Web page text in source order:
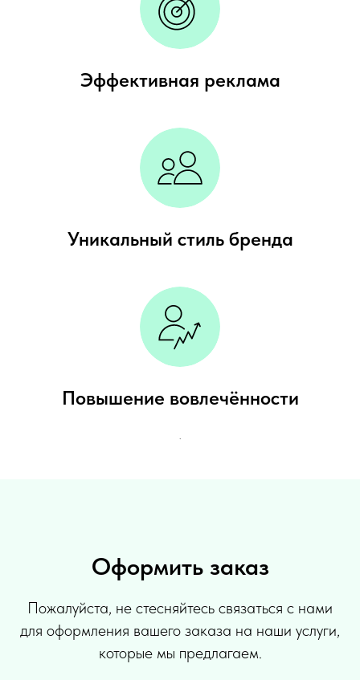
Эффективная реклама
Уникальный стиль бренда
Повышение вовлечённости
Оформить заказ
Пожалуйста, не стесняйтесь связаться с нами
для оформления вашего заказа на наши услуги,
которые мы предлагаем.